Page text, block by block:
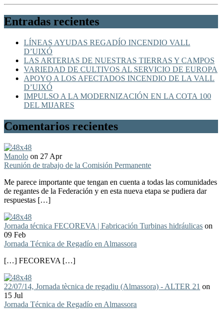
Entradas recientes
LÍNEAS AYUDAS REGADÍO INCENDIO VALL
D’UIXÓ
LAS ARTERIAS DE NUESTRAS TIERRAS Y CAMPOS
VARIEDAD DE CULTIVOS AL SERVICIO DE EUROPA
APOYO A LOS AFECTADOS INCENDIO DE LA VALL
D’UIXÓ
IMPULSO A LA MODERNIZACIÓN EN LA COTA 100
DEL MIJARES
Comentarios recientes
Manolo on 27 Apr
Reunión de trabajo de la Comisión Permanente
Me parece importante que tengan en cuenta a todas las comunidades
de regantes de la Federación y en esta nueva etapa se pudiera dar
respuestas […]
Jornada técnica FECOREVA | Fabricación Turbinas hidráulicas on
09 Feb
Jornada Técnica de Regadío en Almassora
[…] FECOREVA […]
22/07/14, Jornada tècnica de regadiu (Almassora) - ALTER 21 on
15 Jul
Jornada Técnica de Regadío en Almassora